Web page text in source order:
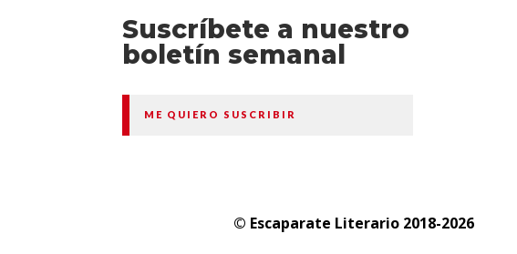
Suscríbete a nuestro
boletín semanal
ME QUIERO SUSCRIBIR
© Escaparate Literario 2018-2026